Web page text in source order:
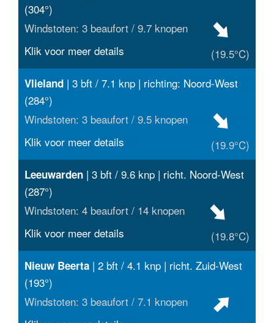
(304°)
Windstoten: 3 beaufort / 9.7 knopen
(19.5°C)
Klik voor meer details
Vlieland | 3 bft / 7.1 knp | richting: Noord-West
(284°)
Windstoten: 3 beaufort / 9.5 knopen
(19.9°C)
Klik voor meer details
Leeuwarden | 3 bft / 9.6 knp | richt. Noord-West
(287°)
Windstoten: 4 beaufort / 14 knopen
(19.8°C)
Klik voor meer details
Nieuw Beerta | 2 bft / 4.1 knp | richt. Zuid-West
(193°)
Windstoten: 3 beaufort / 7.1 knopen